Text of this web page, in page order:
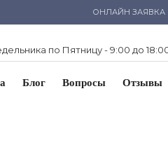
ОНЛАЙН
по Пятницу - 9:00 до
Блог Вопросы Отзывы